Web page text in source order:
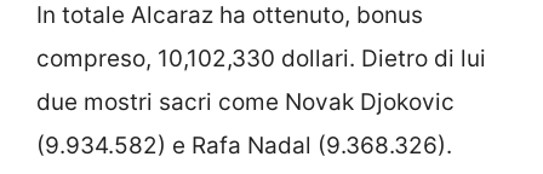
In totale Alcaraz ha ottenuto, bonus
compreso, 10,102,330 dollari. Dietro di lui
due mostri sacri come Novak Djokovic
(9.934.582) e Rafa Nadal (9.368.326).